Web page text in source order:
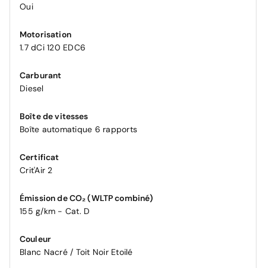
Oui
Motorisation
1.7 dCi 120 EDC6
Carburant
Diesel
Boîte de vitesses
Boîte automatique 6 rapports
Certificat
Crit'Air 2
Émission de CO₂ (WLTP combiné)
155 g/km - Cat. D
Couleur
Blanc Nacré / Toit Noir Etoilé